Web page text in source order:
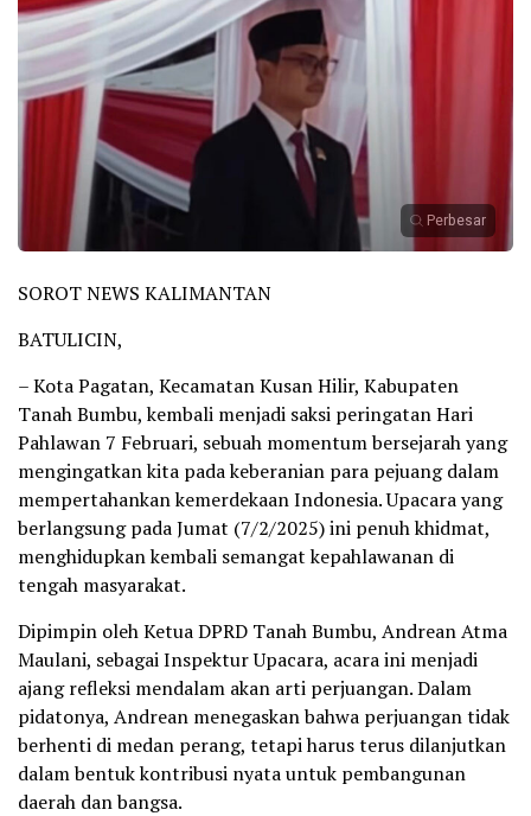
Perbesar
SOROT NEWS KALIMANTAN
BATULICIN,
– Kota Pagatan, Kecamatan Kusan Hilir, Kabupaten
Tanah Bumbu, kembali menjadi saksi peringatan Hari
Pahlawan 7 Februari, sebuah momentum bersejarah yang
mengingatkan kita pada keberanian para pejuang dalam
mempertahankan kemerdekaan Indonesia. Upacara yang
berlangsung pada Jumat (7/2/2025) ini penuh khidmat,
menghidupkan kembali semangat kepahlawanan di
tengah masyarakat.
Dipimpin oleh Ketua DPRD Tanah Bumbu, Andrean Atma
Maulani, sebagai Inspektur Upacara, acara ini menjadi
ajang refleksi mendalam akan arti perjuangan. Dalam
pidatonya, Andrean menegaskan bahwa perjuangan tidak
berhenti di medan perang, tetapi harus terus dilanjutkan
dalam bentuk kontribusi nyata untuk pembangunan
daerah dan bangsa.